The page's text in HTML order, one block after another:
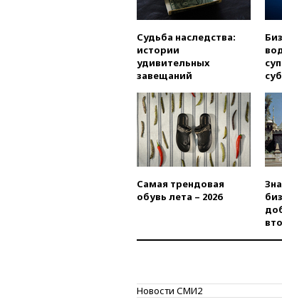
Судьба наследства:
истории
удивительных
завещаний
Самая трендовая
обувь лета – 2026
Новости СМИ2